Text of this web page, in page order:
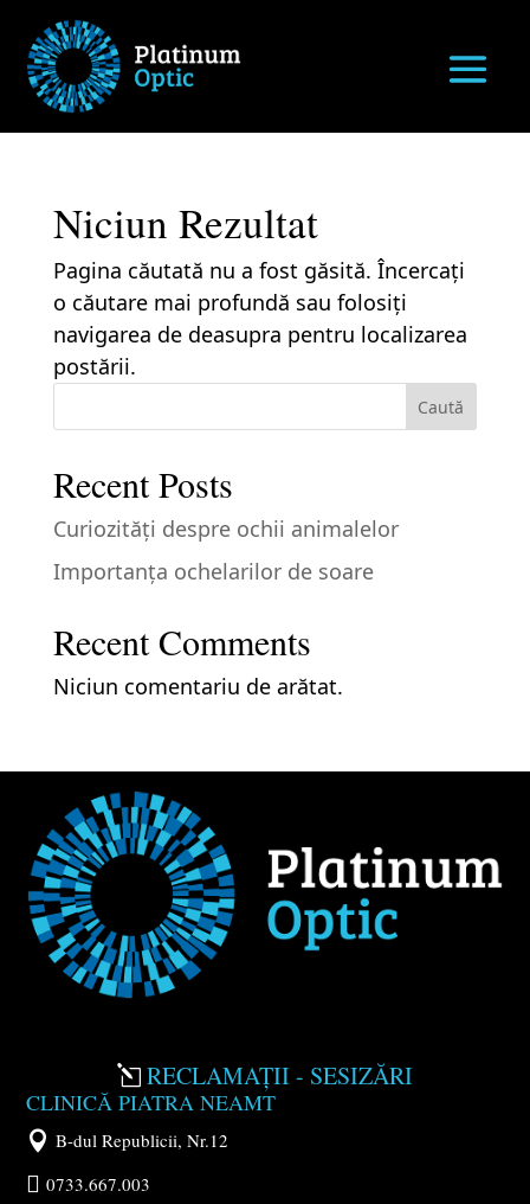
Niciun Rezultat
Pagina căutată nu a fost găsită. Încercați
o căutare mai profundă sau folosiți
navigarea de deasupra pentru localizarea
postării.
Caută
Recent Posts
Curiozităţi despre ochii animalelor
Importanţa ochelarilor de soare
Recent Comments
Niciun comentariu de arătat.
l RECLAMAȚII - SESIZĂRI
CLINICĂ PIATRA NEAMT
 B-dul Republicii, Nr.12
 0733.667.003